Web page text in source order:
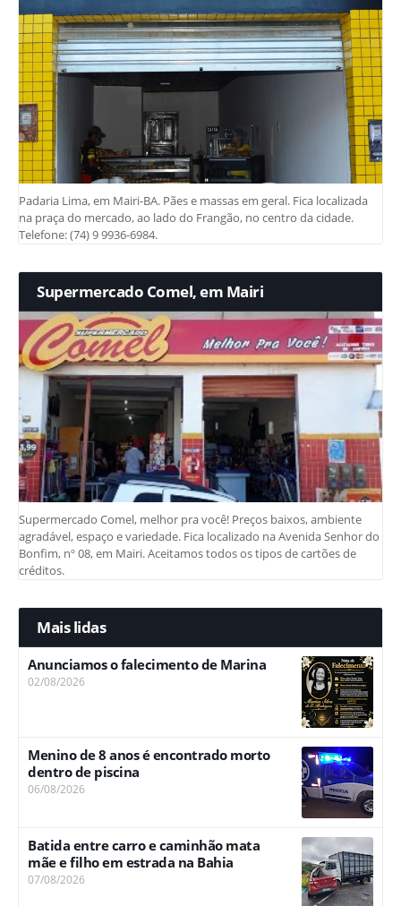
Padaria Lima, em Mairi-BA. Pães e massas em geral. Fica localizada
na praça do mercado, ao lado do Frangão, no centro da cidade.
Telefone: (74) 9 9936-6984.
Supermercado Comel, em Mairi
Supermercado Comel, melhor pra você! Preços baixos, ambiente
agradável, espaço e variedade. Fica localizado na Avenida Senhor do
Bonfim, nº 08, em Mairi. Aceitamos todos os tipos de cartões de
créditos.
Mais lidas
Anunciamos o falecimento de Marina
02/08/2026
Menino de 8 anos é encontrado morto
dentro de piscina
06/08/2026
Batida entre carro e caminhão mata
mãe e filho em estrada na Bahia
07/08/2026